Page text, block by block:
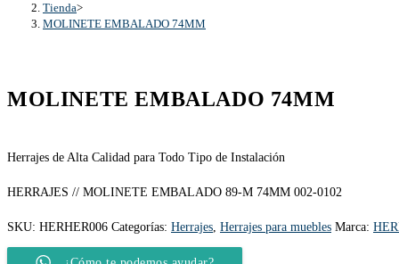
Tienda>
MOLINETE EMBALADO 74MM
MOLINETE EMBALADO 74MM
Herrajes de Alta Calidad para Todo Tipo de Instalación
HERRAJES // MOLINETE EMBALADO 89-M 74MM 002-0102
SKU: HERHER006 Categorías: Herrajes Herrajes para muebles Marca: